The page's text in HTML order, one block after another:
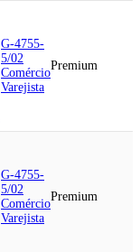
G-4755-
5/02
Comércio
Varejista
Premium
G-4755-
5/02
Comércio
Varejista
Premium